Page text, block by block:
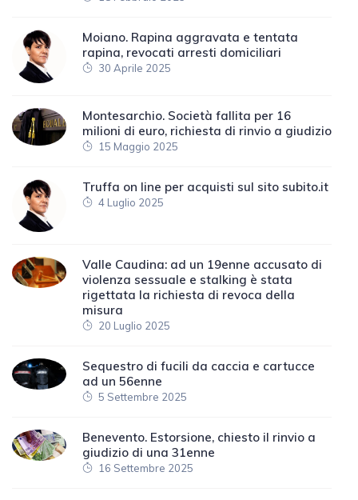
Moiano. Rapina aggravata e tentata
rapina, revocati arresti domiciliari
30 Aprile 2025
Montesarchio. Società fallita per 16
milioni di euro, richiesta di rinvio a giudizio
15 Maggio 2025
Truffa on line per acquisti sul sito subito.it
4 Luglio 2025
Valle Caudina: ad un 19enne accusato di
violenza sessuale e stalking è stata
rigettata la richiesta di revoca della
misura
20 Luglio 2025
Sequestro di fucili da caccia e cartucce
ad un 56enne
5 Settembre 2025
Benevento. Estorsione, chiesto il rinvio a
giudizio di una 31enne
16 Settembre 2025